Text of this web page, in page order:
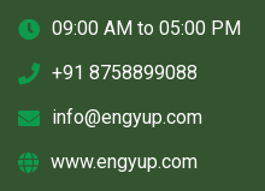
09:00 AM to 05:00 PM
+91 8758899088
info@engyup.com
www.engyup.com